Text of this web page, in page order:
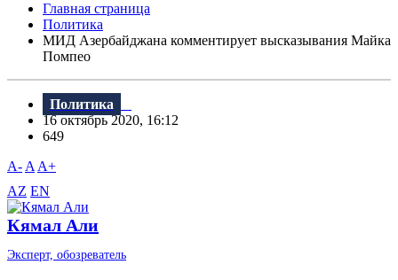
Главная страница
Политика
МИД Азербайджана комментирует высказывания Майка
Помпео
Политика
16 октябрь 2020, 16:12
649
A- A A+
AZ EN
Кямал Али
Эксперт, обозреватель